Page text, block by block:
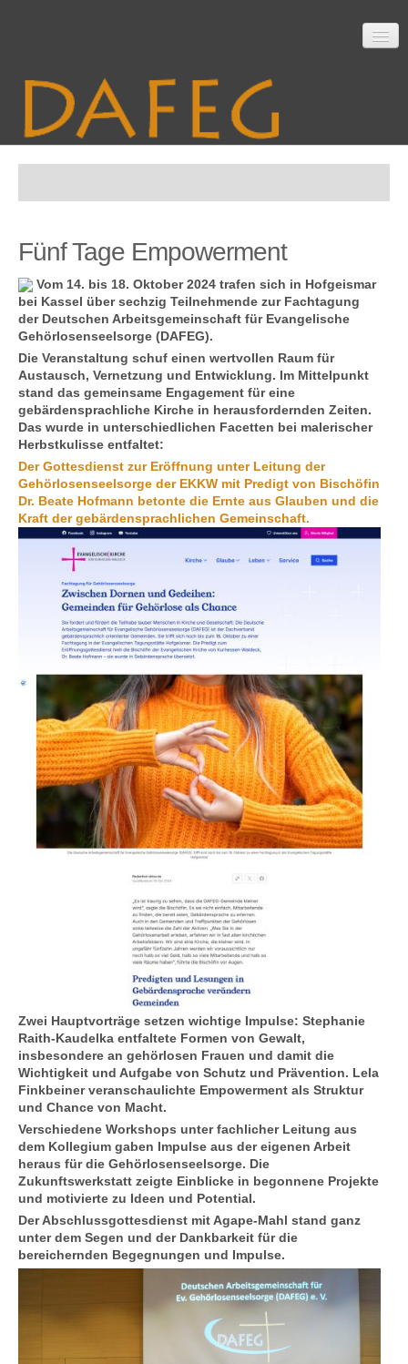
Mitarbeit
Material
Themen
Kontakt
Fünf Tage Empowerment
Vom 14. bis 18. Oktober 2024 trafen sich in Hofgeismar
bei Kassel über sechzig Teilnehmende zur Fachtagung
der Deutschen Arbeitsgemeinschaft für Evangelische
Gehörlosenseelsorge (DAFEG).
Die Veranstaltung schuf einen wertvollen Raum für
Austausch, Vernetzung und Entwicklung. Im Mittelpunkt
stand das gemeinsame Engagement für eine
gebärdensprachliche Kirche in heraus­for­dern­den Zeiten.
Das wurde in unter­schied­lichen Facetten bei malerischer
Herbstkulisse entfaltet:
Der Gottesdienst zur Eröffnung unter Leitung der
Gehörlosenseelsorge der EKKW mit Predigt von Bischöfin
Dr. Beate Hofmann betonte die Ernte aus Glauben und die
Kraft der gebärdensprachlichen Gemeinschaft.
Zwei Hauptvorträge setzen wichtige Impulse: Stephanie
Raith-Kaudelka entfaltete Formen von Gewalt,
insbesondere an gehörlosen Frauen und damit die
Wichtigkeit und Aufgabe von Schutz und Prävention. Lela
Finkbeiner veranschaulichte Empowerment als Struktur
und Chance von Macht.
Verschiedene Workshops unter fachlicher Leitung aus
dem Kollegium gaben Impulse aus der eigenen Arbeit
heraus für die Gehörlosenseelsorge. Die
Zukunftswerkstatt zeigte Einblicke in begonnene Projekte
und motivierte zu Ideen und Potential.
Der Abschlussgottesdienst mit Agape-Mahl stand ganz
unter dem Segen und der Dankbarkeit für die
bereichernden Begegnungen und Impulse.